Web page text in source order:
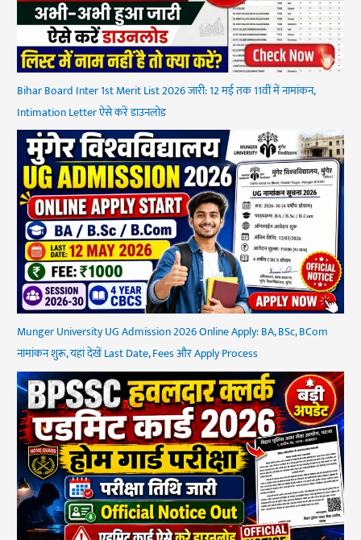
Bihar Board Inter 1st Merit List 2026 जारी: 12 मई तक 11वीं में नामांकन,
Intimation Letter ऐसे करें डाउनलोड
Munger University UG Admission 2026 Online Apply: BA, BSc, BCom
नामांकन शुरू, यहां देखें Last Date, Fees और Apply Process